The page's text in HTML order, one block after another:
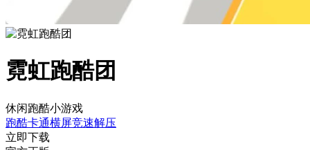
霓虹跑酷团
休闲跑酷小游戏
跑酷卡通横屏竞速解压
立即下载